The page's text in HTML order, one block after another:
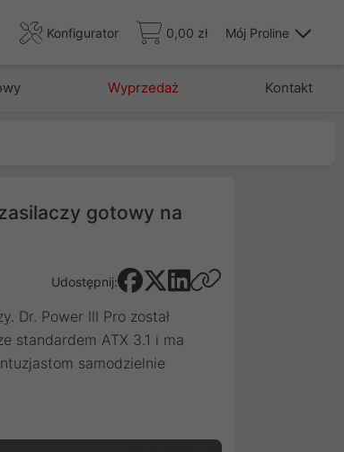
Konfigurator 0,00 zł Mój Proline
Wyprzedaż Kontakt
gotowy na
Udostępnij:
. Dr. Power III Pro został
standardem ATX 3.1 i ma
samodzielnie